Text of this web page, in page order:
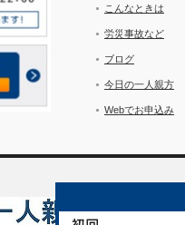
こんなときは
労災事故など
ブログ
今日の一人親方
Webでお申込み